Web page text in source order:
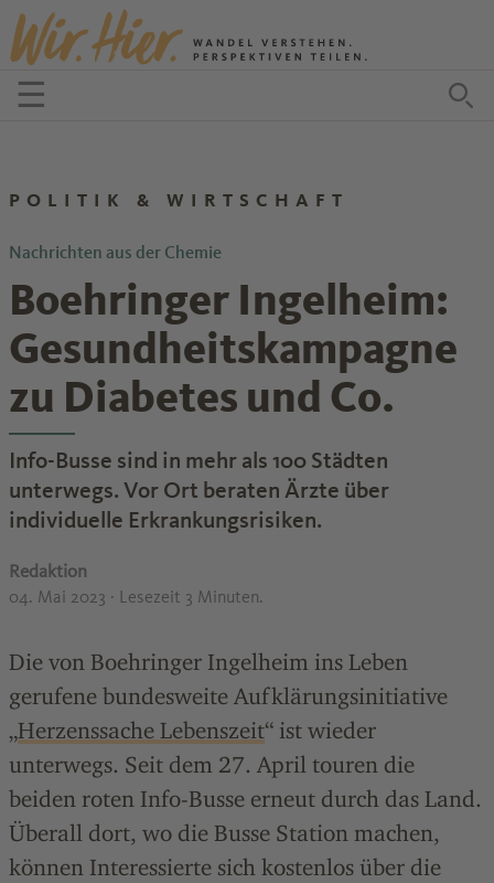
Zum Inhalt springen
☰Menü öffnen
POLITIK & WIRTSCHAFT
Nachrichten aus der Chemie
Boehringer Ingelheim:
Gesundheitskampagne
zu Diabetes und Co.
Info-Busse sind in mehr als 100 Städten
unterwegs. Vor Ort beraten Ärzte über
individuelle Erkrankungsrisiken.
Redaktion
04. Mai 2023 · Lesezeit 3 Minuten.
Die von Boehringer Ingelheim ins Leben
gerufene bundesweite Aufklärungsinitiative
„Herzenssache Lebenszeit“ ist wieder
unterwegs. Seit dem 27. April touren die
beiden roten Info-Busse erneut durch das Land.
Überall dort, wo die Busse Station machen,
können Interessierte sich kostenlos über die